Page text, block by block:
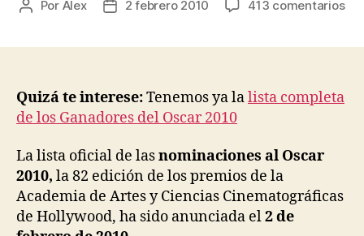
Autor
Por Alex
Fecha2 febrero 2010 413 comentariosen
Quizá te interese:Tenemos ya lalista completa
de los Ganadores del Oscar 2010
La lista oficial de lasnominaciones al Oscar
2010, la 82 edición de los premios de la
Academia de Artes y Ciencias Cinematográficas
de Hollywood, ha sido anunciada el2 de